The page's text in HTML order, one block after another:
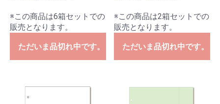
※この商品は6箱セットでの
販売となります。
ただいま品切れ中です。
※この商品は2箱セットでの
販売となります。
ただいま品切れ中です。